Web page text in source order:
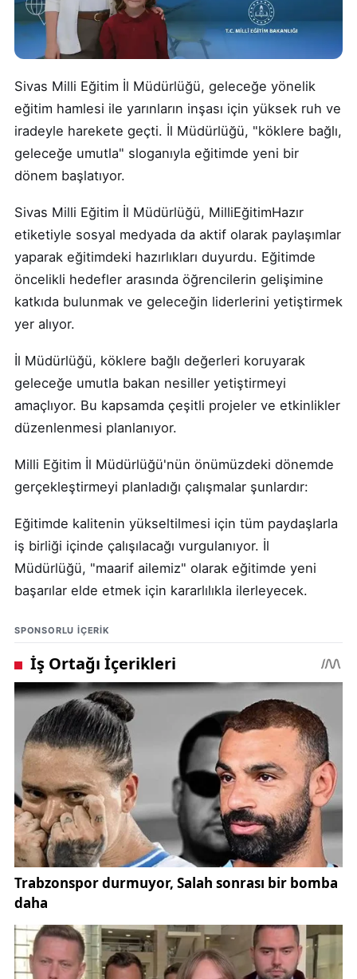
Sivas Milli Eğitim İl Müdürlüğü, geleceğe yönelik
eğitim hamlesi ile yarınların inşası için yüksek ruh ve
iradeyle harekete geçti. İl Müdürlüğü, "köklere bağlı,
geleceğe umutla" sloganıyla eğitimde yeni bir
dönem başlatıyor.
Sivas Milli Eğitim İl Müdürlüğü, MilliEğitimHazır
etiketiyle sosyal medyada da aktif olarak paylaşımlar
yaparak eğitimdeki hazırlıkları duyurdu. Eğitimde
öncelikli hedefler arasında öğrencilerin gelişimine
katkıda bulunmak ve geleceğin liderlerini yetiştirmek
yer alıyor.
İl Müdürlüğü, köklere bağlı değerleri koruyarak
geleceğe umutla bakan nesiller yetiştirmeyi
amaçlıyor. Bu kapsamda çeşitli projeler ve etkinlikler
düzenlenmesi planlanıyor.
Milli Eğitim İl Müdürlüğü'nün önümüzdeki dönemde
gerçekleştirmeyi planladığı çalışmalar şunlardır:
Eğitimde kalitenin yükseltilmesi için tüm paydaşlarla
iş birliği içinde çalışılacağı vurgulanıyor. İl
Müdürlüğü, "maarif ailemiz" olarak eğitimde yeni
başarılar elde etmek için kararlılıkla ilerleyecek.
SPONSORLU IÇERIK